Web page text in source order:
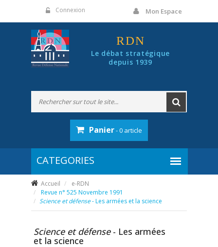
Connexion Mon Espace
RDN
Le débat stratégique
depuis 1939
Panier- 0 article
Accueil
e-RDN
Revue n° 525 Novembre 1991
Science et défense- Les armées et la science
Science et défense- Les armées
et la science